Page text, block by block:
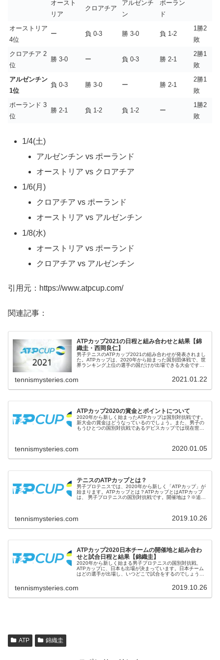
オースト
リア
クロアチア
アルゼンチ
ン
ポーラン
ド
オーストリア
4位
ー 負 0-3 勝 3-0 負 1-2
1勝2
敗
クロアチア 2
位
勝 3-0 ー 負 0-3 勝 2-1
2勝1
敗
アルゼンチン
1位
負 0-3 勝 3-0 ー 勝 2-1
2勝1
敗
ポーランド 3
位
勝 2-1 負 1-2 負 1-2 ー
1勝2
敗
1/4(土)
アルゼンチン vs ポーランド
オーストリア vs クロアチア
1/6(月)
クロアチア vs ポーランド
オーストリア vs アルゼンチン
1/8(水)
オーストリア vs ポーランド
クロアチア vs アルゼンチン
引用元：https://www.atpcup.com/
関連記事：
ATPカップ2021の日程と組み合わせと結果【錦
織圭・西岡良仁】
男子テニスのATPカップ2021の組み合わせが発表されまし
た。ATPカップは、2020年から始まった国別団体戦で、世
界ランキング上位の選手の国だけが出場できる大会です。
tennismysteries.com 2021.01.22
ATPカップ2020の賞金とポイントについて
2020年から新しく始まったATPカップは国別対抗戦です。
新大会の賞金はどうなっているのでしょう。また、男子の
もうひとつの国別対抗戦であるデビスカップでは現在世界
tennismysteries.com 2020.01.05
テニスのATPカップとは？
男子プロテニスでは、2020年から新しく「ATPカップ」が
始まります。ATPカップとは？ATPカップとはATPカップ
は、 男子プロテニスの国別対抗戦です。開催地は？※追
tennismysteries.com 2019.10.26
ATPカップ2020日本チームの開催地と組み合わ
せと試合日程と結果【錦織圭】
2020年から新しく始まる男子プロテニスの国別対抗戦、
ATPカップに、日本も出場が決まっています。日本チーム
はどの選手が出場し、いつどこで試合をするのでしょう。
tennismysteries.com 2019.10.26
ATP 錦織圭